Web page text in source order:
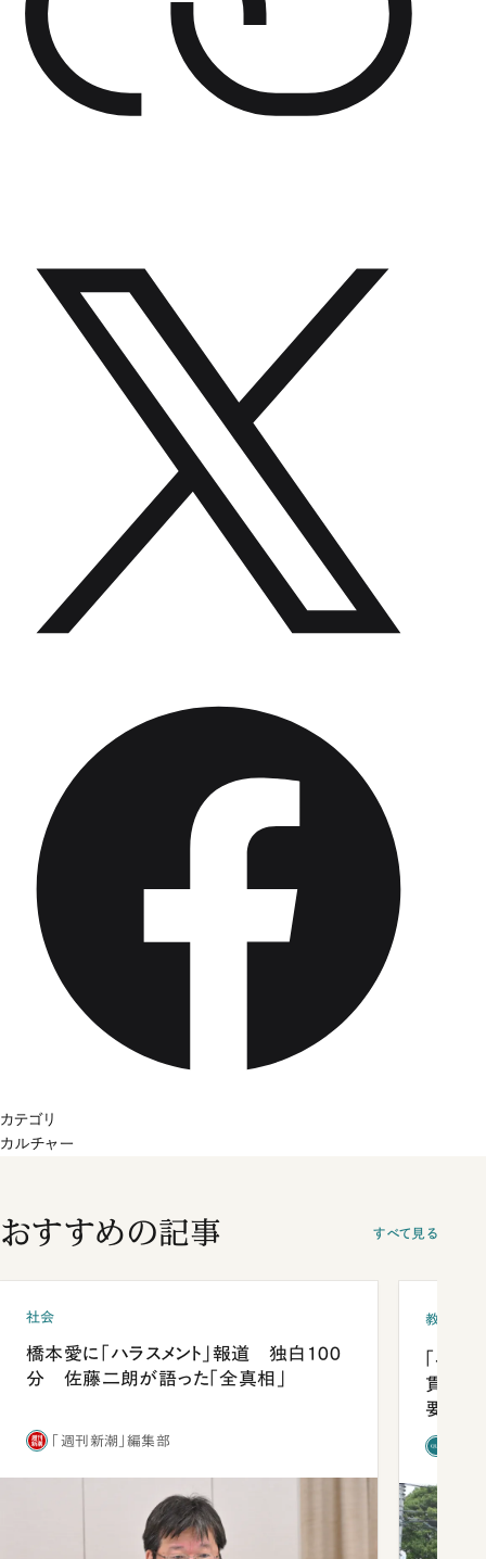
カテゴリ
カルチャー
おすすめの記事 すべて見る
社会
橋本愛に「ハラスメント」報道 独白100
分 佐藤二朗が語った「全真相」
「週刊新潮」編集部
教育
「早
貫校へ
要だっ